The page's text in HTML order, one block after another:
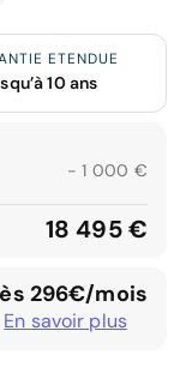
ETENDUE
10 ans
- 1 000 €
18 495 €
296€/mois
En savoir plus